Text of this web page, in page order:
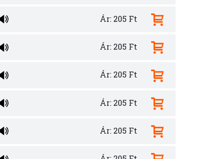
Ár: 205 Ft
Ár: 205 Ft
Ár: 205 Ft
Ár: 205 Ft
Ár: 205 Ft